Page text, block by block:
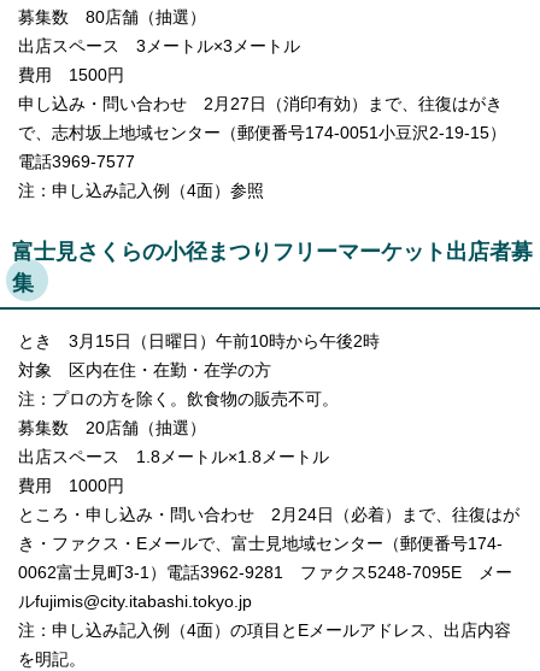
募集数 80店舗（抽選）
出店スペース 3メートル×3メートル
費用 1500円
申し込み・問い合わせ 2月27日（消印有効）まで、往復はがき
で、志村坂上地域センター（郵便番号174-0051小豆沢2-19-15）
電話3969-7577
注：申し込み記入例（4面）参照
富士見さくらの小径まつりフリーマーケット出店者募
集
とき 3月15日（日曜日）午前10時から午後2時
対象 区内在住・在勤・在学の方
注：プロの方を除く。飲食物の販売不可。
募集数 20店舗（抽選）
出店スペース 1.8メートル×1.8メートル
費用 1000円
ところ・申し込み・問い合わせ 2月24日（必着）まで、往復はが
き・ファクス・Eメールで、富士見地域センター（郵便番号174-
0062富士見町3-1）電話3962-9281 ファクス5248-7095E メー
ルfujimis@city.itabashi.tokyo.jp
注：申し込み記入例（4面）の項目とEメールアドレス、出店内容
を明記。